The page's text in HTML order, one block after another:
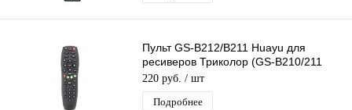
Пульт GS-B212/B211 Huayu для
ресиверов Триколор (GS-B210/211
В-212
B520,В521,B522,В531/533,В532/534)
220 руб. / шт
Подробнее